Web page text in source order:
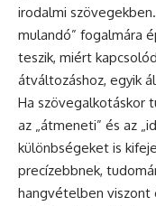
irodalmi
mulandó” fogalmára
teszik, miért
átváltozáshoz, egyik
Ha szövegalkotáskor
az „átmeneti” és az
különbségeket is
precízebbnek,
hangvételben viszont